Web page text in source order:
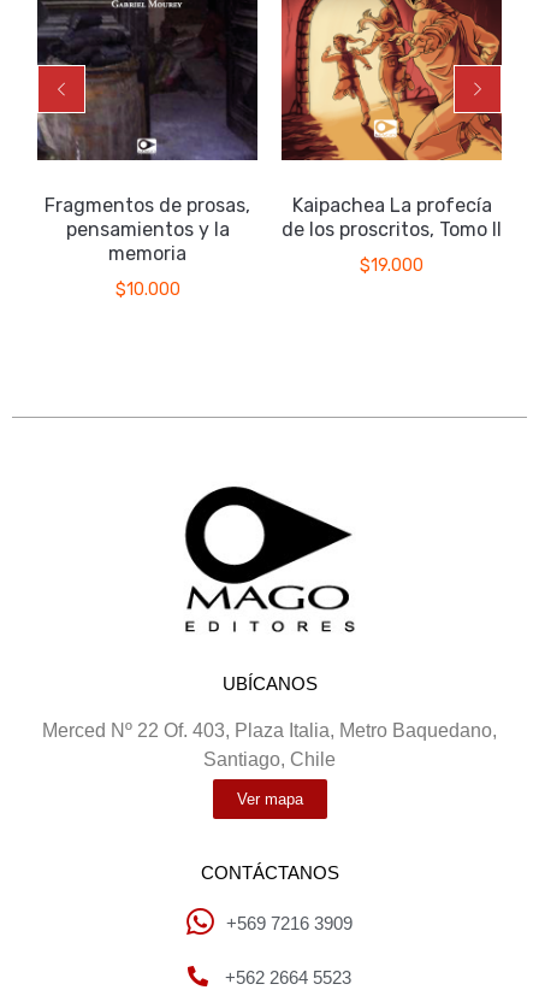
Fragmentos de prosas,
pensamientos y la
memoria
10.000
Kaipachea La profecía
de los proscritos, Tomo II
19.000
UBÍCANOS
Merced Nº 22 Of. 403, Plaza Italia, Metro Baquedano,
Santiago, Chile
Ver mapa
CONTÁCTANOS
+569 7216 3909
+562 2664 5523